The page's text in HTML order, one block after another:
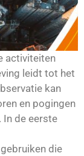
activiteiten
leidt tot het
kan
en pogingen
In de eerste
die